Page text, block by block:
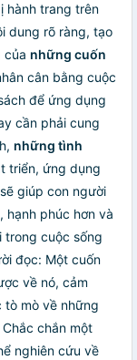
hành trang trên
dung rõ ràng, tạo
của những cuốn
cân bằng cuộc
để ứng dụng
cần phải cung
những tình
triển, ứng dụng
giúp con người
hạnh phúc hơn và
trong cuộc sống
đọc: Một cuốn
về nó, cảm
tò mò về những
chắn một
nghiên cứu về